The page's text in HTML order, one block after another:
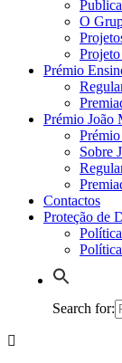
O
Prémio
Prémio João
Sobre
Contactos
Proteção de
Search for: